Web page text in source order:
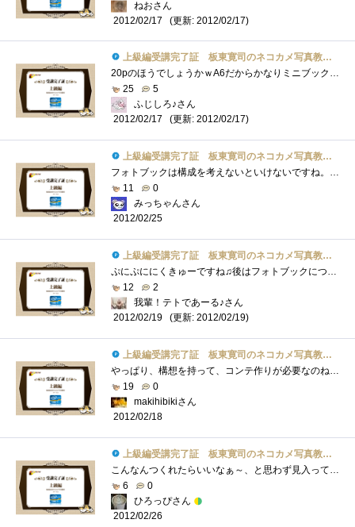
ねおさん
2012/02/17
(更新: 2012/02/17)
上級編受講完了証 板東寛司のネコカメ写真教室パート2
20pのほうでしょうかｗA6だからかなりミニブックですねｗネコさんの鼻だけ集めた写真集・・・は、マニアックすぎるかしらん。
25
5
ふじしろ♪さん
2012/02/17
(更新: 2012/02/17)
上級編受講完了証 板東寛司のネコカメ写真教室パート2
フォトブックは構成を考えないといけないですね。こればかりはセンスが必要ですね・・・楽しそうで、難しそう(笑)
11
0
みっちゃんさん
2012/02/25
上級編受講完了証 板東寛司のネコカメ写真教室パート2
ぷにぷににくきゅーですね♫後はフォトブックについてですね！！今度うちのテトくんブック作りたいです(^^)
12
2
我輩！テトであーる♪さん
2012/02/19
(更新: 2012/02/19)
上級編受講完了証 板東寛司のネコカメ写真教室パート2
やっぱり、構想を持って、コンテ作りが必要なのね。。。勉強になります！
19
0
makihibikiさん
2012/02/18
上級編受講完了証 板東寛司のネコカメ写真教室パート2
こんなんつくれたらいいなぁ～、と思わず見入ってしまいましたｗ
6
0
ひろっぴさん
2012/02/26